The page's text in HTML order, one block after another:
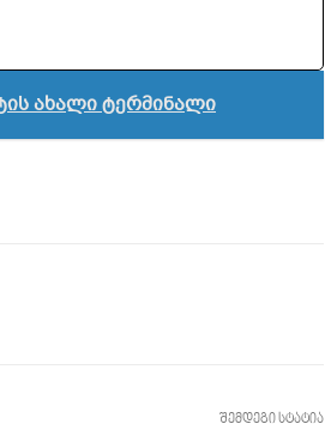
ახალი ტერმინალი
შემდეგი სტატია